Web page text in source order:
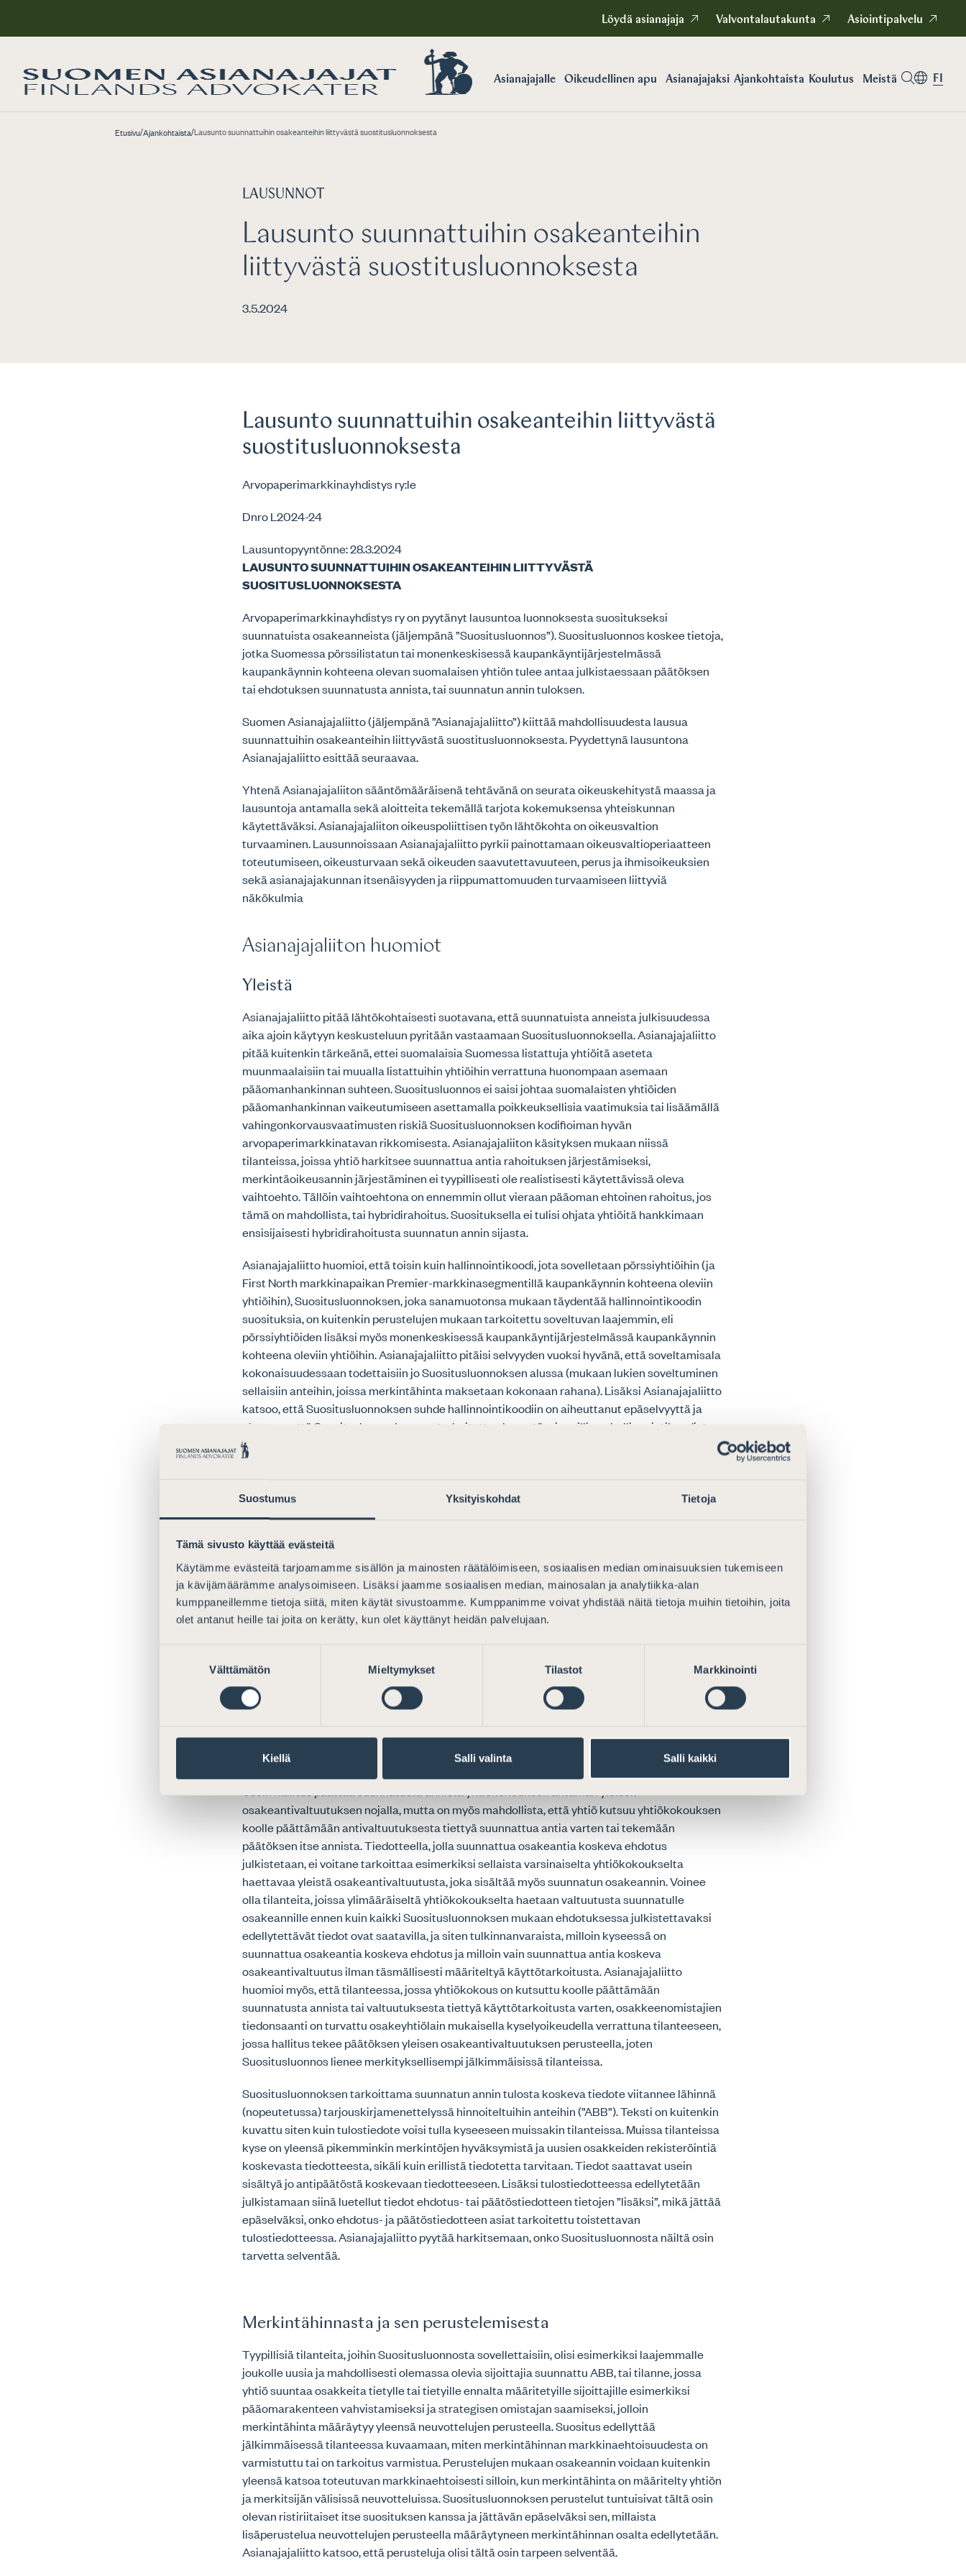
Suostumus Yksityiskohdat Tietoja
Tämä sivusto käyttää evästeitä
Käytämme evästeitä tarjoamamme sisällön ja mainosten räätälöimiseen, sosiaalisen median ominaisuuksien tukemiseen
ja kävijämäärämme analysoimiseen. Lisäksi jaamme sosiaalisen median, mainosalan ja analytiikka-alan
kumppaneillemme tietoja siitä, miten käytät sivustoamme. Kumppanimme voivat yhdistää näitä tietoja muihin tietoihin, joita
olet antanut heille tai joita on kerätty, kun olet käyttänyt heidän palvelujaan.
Välttämätön Mieltymykset Tilastot Markkinointi
Kiellä Salli valinta Salli kaikki
Löydä asianajaja Valvontalautakunta Asiointipalvelu
Asianajajalle Oikeudellinen apu Asianajajaksi Ajankohtaista Koulutus Meistä FI
Etusivu/Ajankohtaista/Lausunto suunnattuihin osakeanteihin liittyvästä suostitusluonnoksesta
LAUSUNNOT
Lausunto suunnattuihin osakeanteihin
liittyvästä suostitusluonnoksesta
3.5.2024
Lausunto suunnattuihin osakeanteihin liittyvästä
suostitusluonnoksesta
Arvopaperimarkkinayhdistys ry:le
Dnro L2024-24
Lausuntopyyntönne: 28.3.2024
LAUSUNTO SUUNNATTUIHIN OSAKEANTEIHIN LIITTYVÄSTÄ
SUOSITUSLUONNOKSESTA
Arvopaperimarkkinayhdistys ry on pyytänyt lausuntoa luonnoksesta suositukseksi
suunnatuista osakeanneista (jäljempänä ”Suositusluonnos”). Suositusluonnos koskee tietoja,
jotka Suomessa pörssilistatun tai monenkeskisessä kaupankäyntijärjestelmässä
kaupankäynnin kohteena olevan suomalaisen yhtiön tulee antaa julkistaessaan päätöksen
tai ehdotuksen suunnatusta annista, tai suunnatun annin tuloksen.
Suomen Asianajajaliitto (jäljempänä ”Asianajajaliitto”) kiittää mahdollisuudesta lausua
suunnattuihin osakeanteihin liittyvästä suostitusluonnoksesta. Pyydettynä lausuntona
Asianajajaliitto esittää seuraavaa.
Yhtenä Asianajajaliiton sääntömääräisenä tehtävänä on seurata oikeuskehitystä maassa ja
lausuntoja antamalla sekä aloitteita tekemällä tarjota kokemuksensa yhteiskunnan
käytettäväksi. Asianajajaliiton oikeuspoliittisen työn lähtökohta on oikeusvaltion
turvaaminen. Lausunnoissaan Asianajajaliitto pyrkii painottamaan oikeusvaltioperiaatteen
toteutumiseen, oikeusturvaan sekä oikeuden saavutettavuuteen, perus ja ihmisoikeuksien
sekä asianajajakunnan itsenäisyyden ja riippumattomuuden turvaamiseen liittyviä
näkökulmia
Asianajajaliiton huomiot
Yleistä
Asianajajaliitto pitää lähtökohtaisesti suotavana, että suunnatuista anneista julkisuudessa
aika ajoin käytyyn keskusteluun pyritään vastaamaan Suositusluonnoksella. Asianajajaliitto
pitää kuitenkin tärkeänä, ettei suomalaisia Suomessa listattuja yhtiöitä aseteta
muunmaalaisiin tai muualla listattuihin yhtiöihin verrattuna huonompaan asemaan
pääomanhankinnan suhteen. Suositusluonnos ei saisi johtaa suomalaisten yhtiöiden
pääomanhankinnan vaikeutumiseen asettamalla poikkeuksellisia vaatimuksia tai lisäämällä
vahingonkorvausvaatimusten riskiä Suositusluonnoksen kodifioiman hyvän
arvopaperimarkkinatavan rikkomisesta. Asianajajaliiton käsityksen mukaan niissä
tilanteissa, joissa yhtiö harkitsee suunnattua antia rahoituksen järjestämiseksi,
merkintäoikeusannin järjestäminen ei tyypillisesti ole realistisesti käytettävissä oleva
vaihtoehto. Tällöin vaihtoehtona on ennemmin ollut vieraan pääoman ehtoinen rahoitus, jos
tämä on mahdollista, tai hybridirahoitus. Suosituksella ei tulisi ohjata yhtiöitä hankkimaan
ensisijaisesti hybridirahoitusta suunnatun annin sijasta.
Asianajajaliitto huomioi, että toisin kuin hallinnointikoodi, jota sovelletaan pörssiyhtiöihin (ja
First North markkinapaikan Premier-markkinasegmentillä kaupankäynnin kohteena oleviin
yhtiöihin), Suositusluonnoksen, joka sanamuotonsa mukaan täydentää hallinnointikoodin
suosituksia, on kuitenkin perustelujen mukaan tarkoitettu soveltuvan laajemmin, eli
pörssiyhtiöiden lisäksi myös monenkeskisessä kaupankäyntijärjestelmässä kaupankäynnin
kohteena oleviin yhtiöihin. Asianajajaliitto pitäisi selvyyden vuoksi hyvänä, että soveltamisala
kokonaisuudessaan todettaisiin jo Suositusluonnoksen alussa (mukaan lukien soveltuminen
sellaisiin anteihin, joissa merkintähinta maksetaan kokonaan rahana). Lisäksi Asianajajaliitto
katsoo, että Suositusluonnoksen suhde hallinnointikoodiin on aiheuttanut epäselvyyttä ja
olettaen, että Suositusluonnoksen on tarkoitettu olevan täysin erillinen hallinnointikoodista,
on sanamuoto ”täydentää hallinnointikoodin suosituksia” edelleen omiaan aiheuttamaan
epäselvyyttä.
Asianajajaliitto toteaa, että Suositusluonnoksella on tarkoitus kehittää ja yhdenmukaistaa
Suositusluonnoksen perusteluissa on kuitenkin esimerkinomaisesti kuvattu painavaa
taloudellista syytä merkintäetuoikeudesta poikkeamiseksi sekä yhdenvertaisuusperiaatteen
toteutumista osakeyhtiölain esitöitä laajemmin. Asianajajaliitto pitää hyvänä, että
perusteluissa kuvataan myös yhtiöoikeutta ja soveltamiskäytäntöä, mutta suhtautuu
varauksella siihen, vaikuttaako osakeyhtiöoikeuden kuvaaminen Suositusluonnoksessa
arvopaperimarkkinatapaa ja sen rikkomuksen siten johtavan mahdolliseen
vahingonkorvausvastuuseen arvopaperimarkkinalain nojalla.
Suosituksen tarkoittamat tilanteet ja tiedotteet
osakeantivaltuutuksen nojalla, mutta on myös mahdollista, että yhtiö kutsuu yhtiökokouksen
koolle päättämään antivaltuutuksesta tiettyä suunnattua antia varten tai tekemään
päätöksen itse annista. Tiedotteella, jolla suunnattua osakeantia koskeva ehdotus
julkistetaan, ei voitane tarkoittaa esimerkiksi sellaista varsinaiselta yhtiökokoukselta
haettavaa yleistä osakeantivaltuutusta, joka sisältää myös suunnatun osakeannin. Voinee
olla tilanteita, joissa ylimääräiseltä yhtiökokoukselta haetaan valtuutusta suunnatulle
osakeannille ennen kuin kaikki Suositusluonnoksen mukaan ehdotuksessa julkistettavaksi
edellytettävät tiedot ovat saatavilla, ja siten tulkinnanvaraista, milloin kyseessä on
suunnattua osakeantia koskeva ehdotus ja milloin vain suunnattua antia koskeva
osakeantivaltuutus ilman täsmällisesti määriteltyä käyttötarkoitusta. Asianajajaliitto
huomioi myös, että tilanteessa, jossa yhtiökokous on kutsuttu koolle päättämään
suunnatusta annista tai valtuutuksesta tiettyä käyttötarkoitusta varten, osakkeenomistajien
tiedonsaanti on turvattu osakeyhtiölain mukaisella kyselyoikeudella verrattuna tilanteeseen,
jossa hallitus tekee päätöksen yleisen osakeantivaltuutuksen perusteella, joten
Suositusluonnos lienee merkityksellisempi jälkimmäisissä tilanteissa.
Suositusluonnoksen tarkoittama suunnatun annin tulosta koskeva tiedote viitannee lähinnä
(nopeutetussa) tarjouskirjamenettelyssä hinnoiteltuihin anteihin (”ABB”). Teksti on kuitenkin
kuvattu siten kuin tulostiedote voisi tulla kyseeseen muissakin tilanteissa. Muissa tilanteissa
kyse on yleensä pikemminkin merkintöjen hyväksymistä ja uusien osakkeiden rekisteröintiä
koskevasta tiedotteesta, sikäli kuin erillistä tiedotetta tarvitaan. Tiedot saattavat usein
sisältyä jo antipäätöstä koskevaan tiedotteeseen. Lisäksi tulostiedotteessa edellytetään
julkistamaan siinä luetellut tiedot ehdotus- tai päätöstiedotteen tietojen ”lisäksi”, mikä jättää
epäselväksi, onko ehdotus- ja päätöstiedotteen asiat tarkoitettu toistettavan
tulostiedotteessa. Asianajajaliitto pyytää harkitsemaan, onko Suositusluonnosta näiltä osin
tarvetta selventää.
Merkintähinnasta ja sen perustelemisesta
Tyypillisiä tilanteita, joihin Suositusluonnosta sovellettaisiin, olisi esimerkiksi laajemmalle
joukolle uusia ja mahdollisesti olemassa olevia sijoittajia suunnattu ABB, tai tilanne, jossa
yhtiö suuntaa osakkeita tietylle tai tietyille ennalta määritetyille sijoittajille esimerkiksi
pääomarakenteen vahvistamiseksi ja strategisen omistajan saamiseksi, jolloin
merkintähinta määräytyy yleensä neuvottelujen perusteella. Suositus edellyttää
jälkimmäisessä tilanteessa kuvaamaan, miten merkintähinnan markkinaehtoisuudesta on
varmistuttu tai on tarkoitus varmistua. Perustelujen mukaan osakeannin voidaan kuitenkin
yleensä katsoa toteutuvan markkinaehtoisesti silloin, kun merkintähinta on määritelty yhtiön
ja merkitsijän välisissä neuvotteluissa. Suositusluonnoksen perustelut tuntuisivat tältä osin
olevan ristiriitaiset itse suosituksen kanssa ja jättävän epäselväksi sen, millaista
lisäperustelua neuvottelujen perusteella määräytyneen merkintähinnan osalta edellytetään.
Asianajajaliitto katsoo, että perusteluja olisi tältä osin tarpeen selventää.